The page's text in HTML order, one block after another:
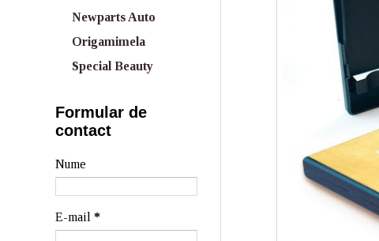
Newparts Auto
Origamimela
Special Beauty
Formular de
contact
Nume
E-mail *